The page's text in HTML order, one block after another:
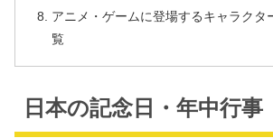
アニメ・ゲームに登場するキャラク
覧
日本の記念日・年中行事